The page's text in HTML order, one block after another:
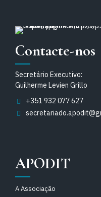
Contacte-nos
Secretário Executivo:
Guilherme Levien Grillo
+351 932 077 627
APODIT
A Associação